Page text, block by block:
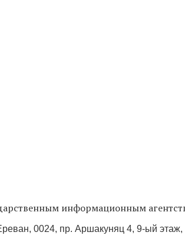
информационным
0024, пр. Аршакуняц 4, 9-ый